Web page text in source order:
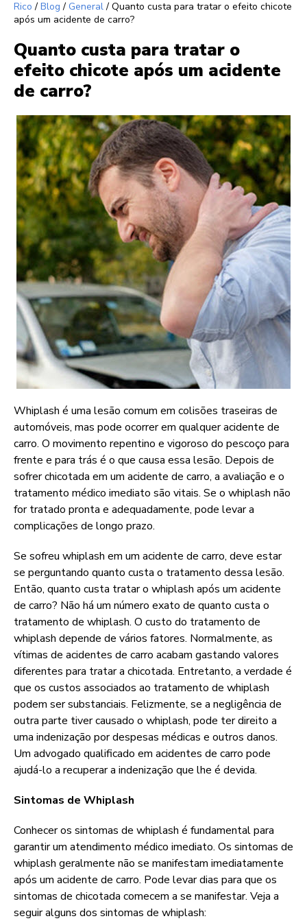
Rico / Blog / General/ Quanto custa para tratar o efeito chicote
após um acidente de carro?
Quanto custa para tratar o
efeito chicote após um acidente
de carro?
Whiplash é uma lesão comum em colisões traseiras de
automóveis, mas pode ocorrer em qualquer acidente de
carro. O movimento repentino e vigoroso do pescoço para
frente e para trás é o que causa essa lesão. Depois de
sofrer chicotada em um acidente de carro, a avaliação e o
tratamento médico imediato são vitais. Se o whiplash não
for tratado pronta e adequadamente, pode levar a
complicações de longo prazo.
Se sofreu whiplash em um acidente de carro, deve estar
se perguntando quanto custa o tratamento dessa lesão.
Então, quanto custa tratar o whiplash após um acidente
de carro? Não há um número exato de quanto custa o
tratamento de whiplash. O custo do tratamento de
whiplash depende de vários fatores. Normalmente, as
vítimas de acidentes de carro acabam gastando valores
diferentes para tratar a chicotada. Entretanto, a verdade é
que os custos associados ao tratamento de whiplash
podem ser substanciais. Felizmente, se a negligência de
outra parte tiver causado o whiplash, pode ter direito a
uma indenização por despesas médicas e outros danos.
Um advogado qualificado em acidentes de carro pode
ajudá-lo a recuperar a indenização que lhe é devida.
Sintomas de Whiplash
Conhecer os sintomas de whiplash é fundamental para
garantir um atendimento médico imediato. Os sintomas de
whiplash geralmente não se manifestam imediatamente
após um acidente de carro. Pode levar dias para que os
sintomas de chicotada comecem a se manifestar. Veja a
seguir alguns dos sintomas de whiplash: